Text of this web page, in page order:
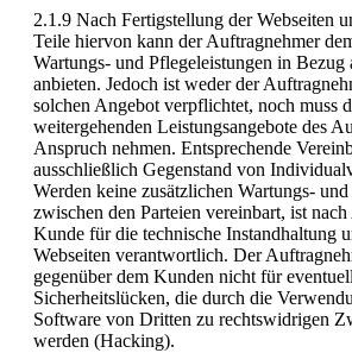
2.1.9 Nach Fertigstellung der Webseiten
Teile hiervon kann der Auftragnehmer
Wartungs- und Pflegeleistungen in Bezug
anbieten. Jedoch ist weder der
solchen Angebot verpflichtet, noch muss
weitergehenden Leistungsangebote des
Anspruch nehmen. Entsprechende
ausschließlich Gegenstand von
Werden keine zusätzlichen Wartungs-
zwischen den Parteien vereinbart, ist
Kunde für die technische Instandhaltung
Webseiten verantwortlich. Der
gegenüber dem Kunden nicht für
Sicherheitslücken, die durch die
Software von Dritten zu rechtswidrigen
werden (Hacking).